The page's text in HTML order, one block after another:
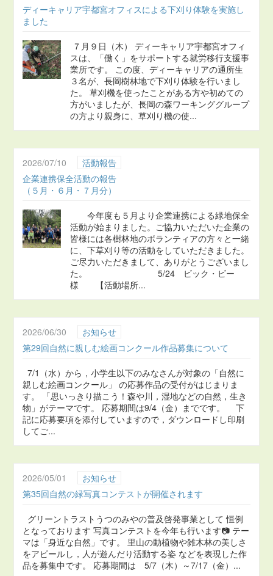
ディーキャリア宇都宮オフィスによる下刈り体験を実施し
ました
７月９日（木） ディーキャリア宇都宮オフィ
スは、「働く」をサポートする就労移行支援事
業所です。 この度、ディーキャリアの通所生
３名が、長岡樹林地で下刈り体験を行いまし
た。 草刈機を使ったことがある方や初めての
方がいましたが、長岡の森ワーキンググループ
の方より親身に、草刈り機の使...
2026/07/10
活動報告
企業連携保全活動の報告
（５月・６月・７月分）
今年度も５月より企業連携による緑地保全
活動が始まりました。ご協力いただいた企業の
皆様には各樹林地のボランティアの方々と一緒
に、下草刈り等の活動をしていただきました。
ご尽力いただきまして、ありがとうございまし
た。 5/24 ビック・ビー
様 【活動場所...
2026/06/30
お知らせ
第29回自然に親しむ絵画コンクール作品募集について
7/1（水）から，小学生以下のみなさんが対象の「自然に
親しむ絵画コンクール」 の応募作品の受付がはじまりま
す。 「思いっきり描こう！森や川，湿地などの自然，生き
物」がテーマです。 応募期間は9/4（金）までです。 下
記に応募要項を添付していますので，ダウンロードし印刷
してご...
2026/05/01
お知らせ
第35回自然の緑写真コンテストが開催されます
グリーントラストうつのみやの普及啓発事業として 恒例
となっております 写真コンテストを今年も行います📷 テー
マは「身近な自然」です。 里山の動植物や雑木林の美しさ
をアピールし，人が遊んだり活動する姿 などを表現した作
品を募集中です。 応募期間は 5/7（木）～7/17（金）...